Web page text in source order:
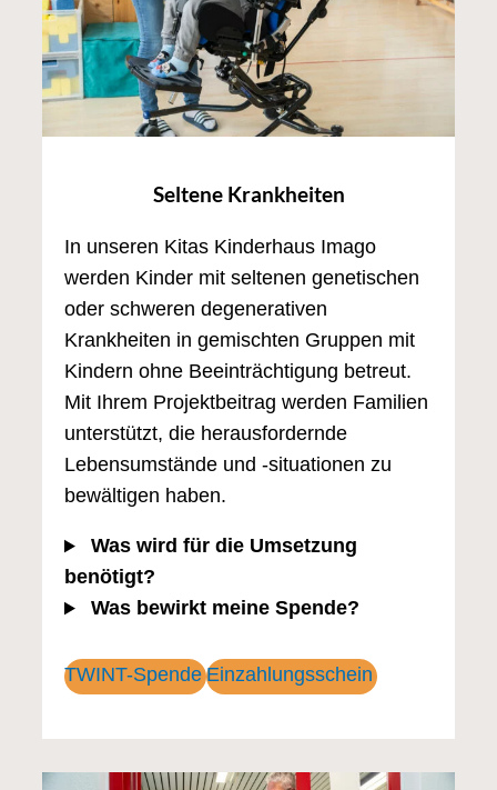
Seltene Krankheiten
In unseren Kitas Kinderhaus Imago
werden Kinder mit seltenen genetischen
oder schweren degenerativen
Krankheiten in gemischten Gruppen mit
Kindern ohne Beeinträchtigung betreut.
Mit Ihrem Projektbeitrag werden Familien
unterstützt, die herausfordernde
Lebensumstände und -situationen zu
bewältigen haben.
Was wird für die Umsetzung
benötigt?
Was bewirkt meine Spende?
TWINT-Spende Einzahlungsschein